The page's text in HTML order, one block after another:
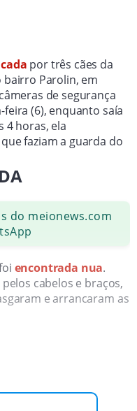
por três cães da
Parolin, em
de segurança
(6), enquanto saía
4 horas, ela
que faziam a guarda do
do meionews.com
encontrada nua.
cabelos e braços,
e arrancaram as